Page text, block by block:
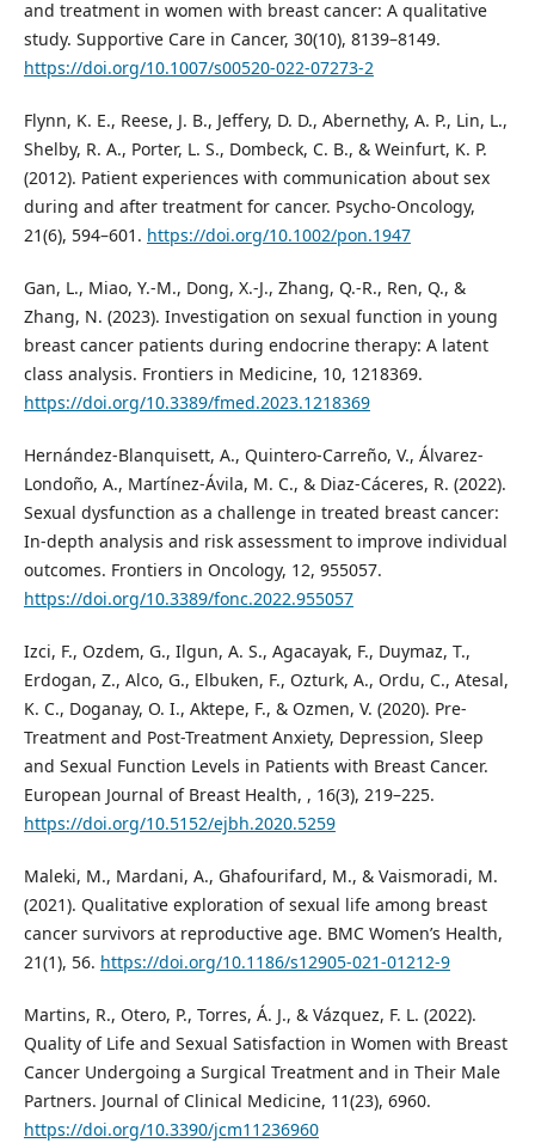
and treatment in women with breast cancer: A qualitative
study. Supportive Care in Cancer, 30(10), 8139–8149.
https://doi.org/10.1007/s00520-022-07273-2
Flynn, K. E., Reese, J. B., Jeffery, D. D., Abernethy, A. P., Lin, L.,
Shelby, R. A., Porter, L. S., Dombeck, C. B., & Weinfurt, K. P.
(2012). Patient experiences with communication about sex
during and after treatment for cancer. Psycho-Oncology,
21(6), 594–601. https://doi.org/10.1002/pon.1947
Gan, L., Miao, Y.-M., Dong, X.-J., Zhang, Q.-R., Ren, Q., &
Zhang, N. (2023). Investigation on sexual function in young
breast cancer patients during endocrine therapy: A latent
class analysis. Frontiers in Medicine, 10, 1218369.
https://doi.org/10.3389/fmed.2023.1218369
Hernández-Blanquisett, A., Quintero-Carreño, V., Álvarez-
Londoño, A., Martínez-Ávila, M. C., & Diaz-Cáceres, R. (2022).
Sexual dysfunction as a challenge in treated breast cancer:
In-depth analysis and risk assessment to improve individual
outcomes. Frontiers in Oncology, 12, 955057.
https://doi.org/10.3389/fonc.2022.955057
Izci, F., Ozdem, G., Ilgun, A. S., Agacayak, F., Duymaz, T.,
Erdogan, Z., Alco, G., Elbuken, F., Ozturk, A., Ordu, C., Atesal,
K. C., Doganay, O. I., Aktepe, F., & Ozmen, V. (2020). Pre-
Treatment and Post-Treatment Anxiety, Depression, Sleep
and Sexual Function Levels in Patients with Breast Cancer.
European Journal of Breast Health, , 16(3), 219–225.
https://doi.org/10.5152/ejbh.2020.5259
Maleki, M., Mardani, A., Ghafourifard, M., & Vaismoradi, M.
(2021). Qualitative exploration of sexual life among breast
cancer survivors at reproductive age. BMC Women’s Health,
21(1), 56. https://doi.org/10.1186/s12905-021-01212-9
Martins, R., Otero, P., Torres, Á. J., & Vázquez, F. L. (2022).
Quality of Life and Sexual Satisfaction in Women with Breast
Cancer Undergoing a Surgical Treatment and in Their Male
Partners. Journal of Clinical Medicine, 11(23), 6960.
https://doi.org/10.3390/jcm11236960